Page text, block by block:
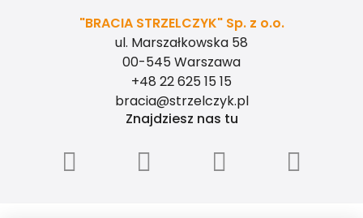
"BRACIA STRZELCZYK" Sp. z o.o.
ul. Marszałkowska 58
00-545 Warszawa
+48 22 625 15 15
bracia@strzelczyk.pl
Znajdziesz nas tu